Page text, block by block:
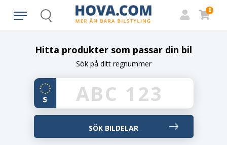
Search
0
Hitta produkter som passar din bil
Sök på ditt regnummer